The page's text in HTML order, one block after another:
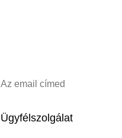
Ügyfélszolgálat